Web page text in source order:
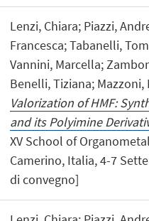
Lenzi, Chiara; Piazzi,
Francesca; Tabanelli,
Vannini, Marcella;
Benelli, Tiziana; Mazzoni,
Valorization of HMF:
and its Polyimine
XV School of
Camerino, Italia, 4-7
di convegno]